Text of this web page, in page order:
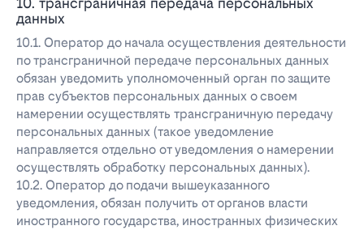
данных
10.1. Оператор до начала осуществления деятельности
по трансграничной передаче персональных данных
обязан уведомить уполномоченный орган по защите
прав субъектов персональных данных о своем
намерении осуществлять трансграничную передачу
персональных данных (такое уведомление
направляется отдельно от уведомления о намерении
осуществлять обработку персональных данных).
10.2. Оператор до подачи вышеуказанного
уведомления, обязан получить от органов власти
иностранного государства, иностранных физических